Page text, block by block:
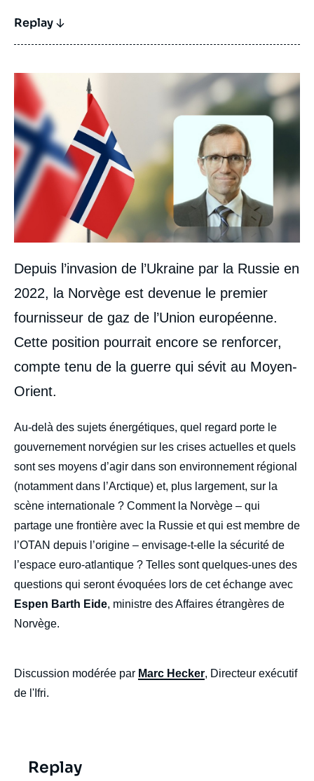
Replay
Image
Depuis l’invasion de l’Ukraine par la Russie en
2022, la Norvège est devenue le premier
fournisseur de gaz de l’Union européenne.
Cette position pourrait encore se renforcer,
compte tenu de la guerre qui sévit au Moyen-
Orient.
body
Au-delà des sujets énergétiques, quel regard porte le
gouvernement norvégien sur les crises actuelles et quels
sont ses moyens d’agir dans son environnement régional
(notamment dans l’Arctique) et, plus largement, sur la
scène internationale ? Comment la Norvège – qui
partage une frontière avec la Russie et qui est membre de
l’OTAN depuis l’origine – envisage-t-elle la sécurité de
l’espace euro-atlantique ? Telles sont quelques-unes des
questions qui seront évoquées lors de cet échange avec
Espen Barth Eide, ministre des Affaires étrangères de
Norvège.
Discussion modérée par Marc Hecker, Directeur exécutif
de l'Ifri.
Replay